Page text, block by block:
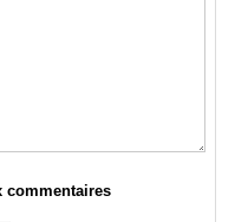
commentaires